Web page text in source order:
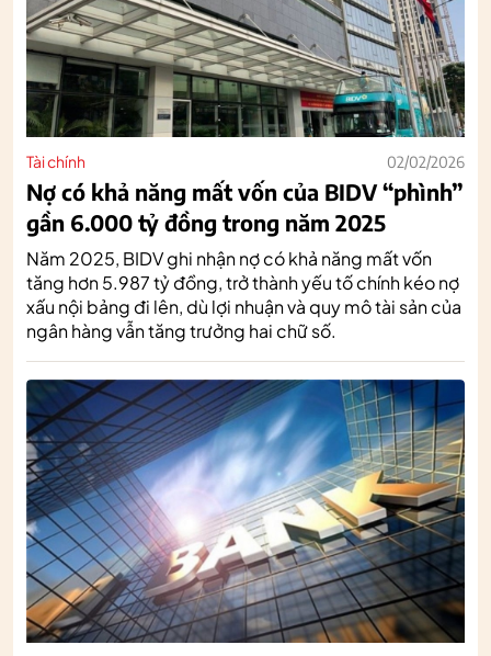
Tài chính 02/02/2026
Nợ có khả năng mất vốn của BIDV “phình”
gần 6.000 tỷ đồng trong năm 2025
Năm 2025, BIDV ghi nhận nợ có khả năng mất vốn
tăng hơn 5.987 tỷ đồng, trở thành yếu tố chính kéo nợ
xấu nội bảng đi lên, dù lợi nhuận và quy mô tài sản của
ngân hàng vẫn tăng trưởng hai chữ số.